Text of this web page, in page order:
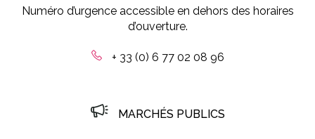
Numéro d’urgence accessible en dehors des horaires
d’ouverture.
+ 33 (0) 6 77 02 08 96
MARCHÉS PUBLICS